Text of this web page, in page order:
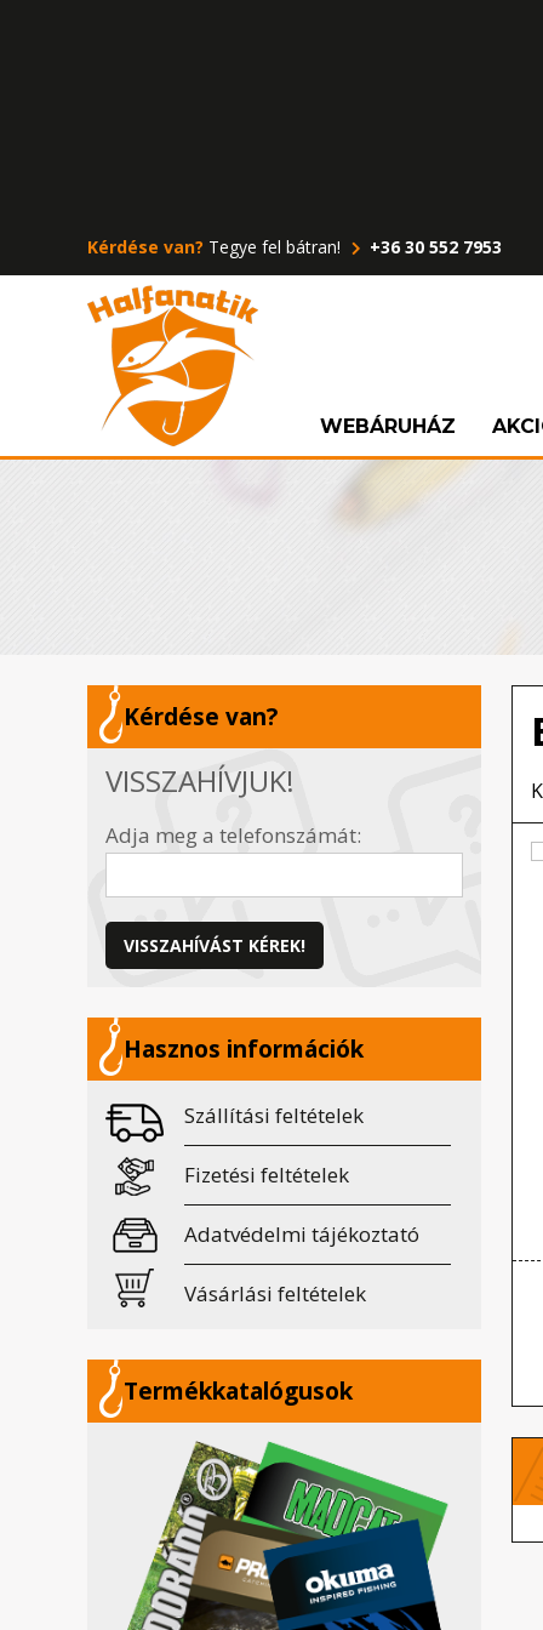
Kérdése van? Tegye fel bátran! +36 30 552 7953
WEBÁRUHÁZ
Kérdése van?
VISSZAHÍVJUK!
Adja meg a telefonszámát:
VISSZAHÍVÁST KÉREK!
Hasznos információk
Szállítási feltételek
Fizetési feltételek
Adatvédelmi tájékoztató
Vásárlási feltételek
Termékkatalógusok